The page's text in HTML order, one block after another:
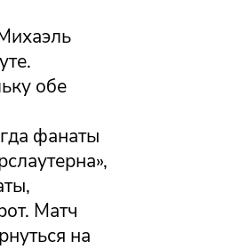
обе
фанаты
Матч
на